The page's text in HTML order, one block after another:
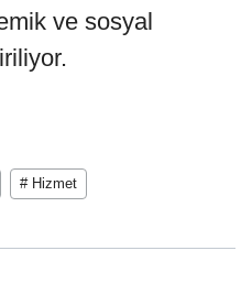
ve sosyal
# Hizmet